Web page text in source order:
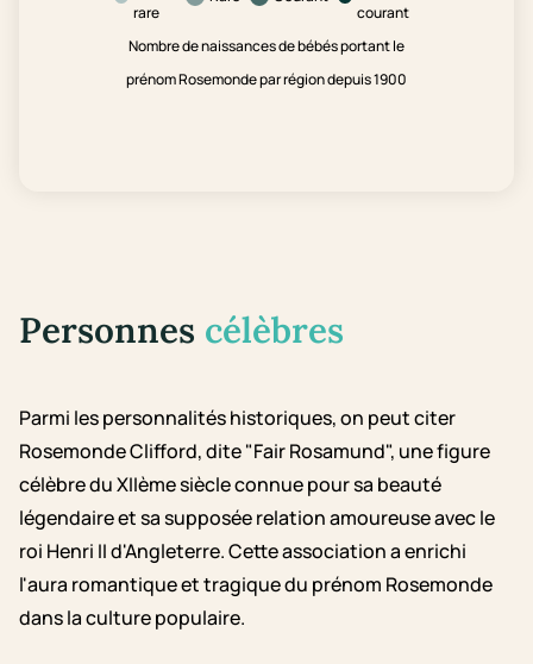
rare
courant
Nombre de naissances de bébés portant le
prénom Rosemonde par région depuis 1900
Personnes célèbres
Parmi les personnalités historiques, on peut citer
Rosemonde Clifford, dite "Fair Rosamund", une figure
célèbre du XIIème siècle connue pour sa beauté
légendaire et sa supposée relation amoureuse avec le
roi Henri II d'Angleterre. Cette association a enrichi
l'aura romantique et tragique du prénom Rosemonde
dans la culture populaire.